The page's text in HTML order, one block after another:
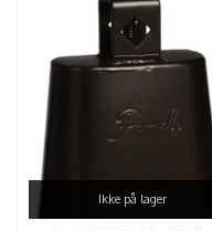
Ikke på lager